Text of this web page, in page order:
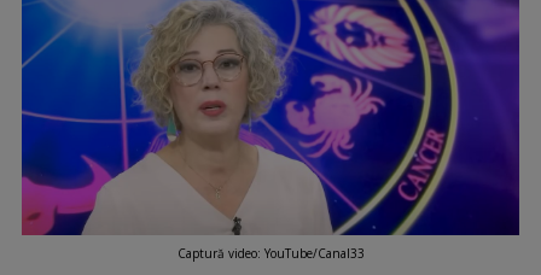
Captură video: YouTube/Canal33